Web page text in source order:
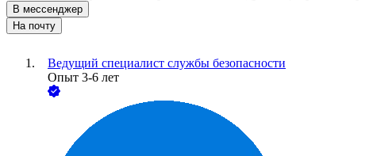
В мессенджер
На почту
Ведущий специалист службы безопасности
Опыт 3-6 лет